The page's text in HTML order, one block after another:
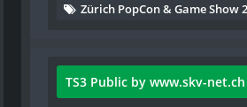
Zürich PopCon & Game Show
TS3 Public by www.skv-net.ch